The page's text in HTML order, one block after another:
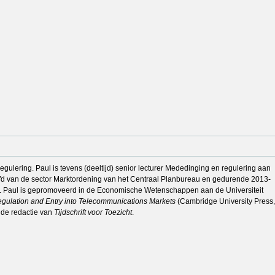
Paul is tevens (deeltijd) senior lecturer Mededinging en regulering aan
van de sector Marktordening van het Centraal Planbureau en gedurende 2013-
is gepromoveerd in de Economische Wetenschappen aan de Universiteit
and Entry into Telecommunications Markets (Cambridge University Press,
redactie van Tijdschrift voor Toezicht.